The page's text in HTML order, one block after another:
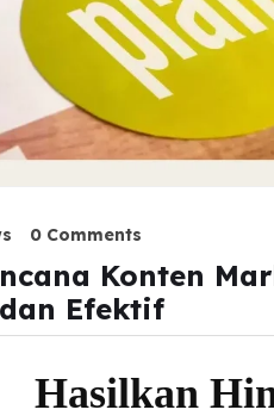
0 Comments
Konten
Efektif